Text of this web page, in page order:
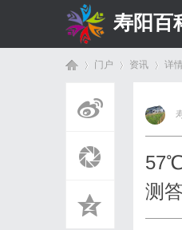
寿阳百
门户 资讯
›
详
测